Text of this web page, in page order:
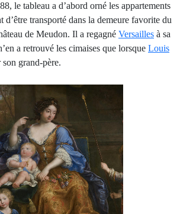
le tableau a d’abord orné les appartements
d’être transporté dans la demeure favorite du
de Meudon. Il a regagné Versailles à sa
a retrouvé les cimaises que lorsque Louis
grand-père.